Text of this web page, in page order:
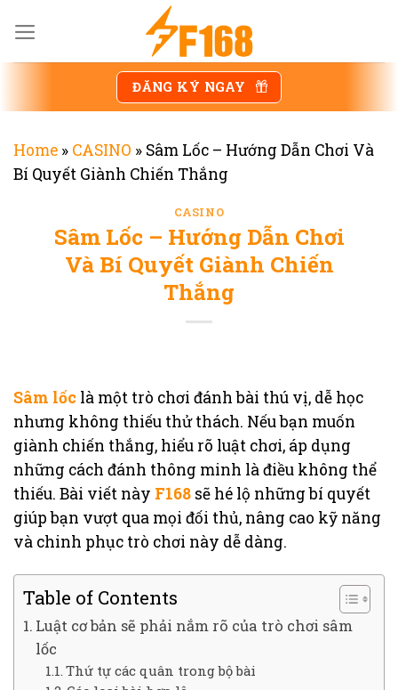
đến
nội
ĐĂNG KÝ NGAY
Home » CASINO » Sâm Lốc – Hướng Dẫn Chơi Và
Bí Quyết Giành Chiến Thắng
CASINO
Sâm Lốc – Hướng Dẫn Chơi
Và Bí Quyết Giành Chiến
Thắng
Sâm lốc là một trò chơi đánh bài thú vị, dễ học
nhưng không thiếu thử thách. Nếu bạn muốn
giành chiến thắng, hiểu rõ luật chơi, áp dụng
những cách đánh thông minh là điều không thể
thiếu. Bài viết này F168 sẽ hé lộ những bí quyết
giúp bạn vượt qua mọi đối thủ, nâng cao kỹ năng
và chinh phục trò chơi này dễ dàng.
Table of Contents
Luật cơ bản sẽ phải nắm rõ của trò chơi sâm
lốc
Thứ tự các quân trong bộ bài